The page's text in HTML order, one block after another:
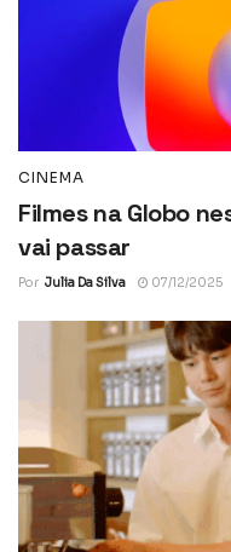
CINEMA
Filmes na Globo
vai passar
Por Julia Da Silva 07/12/2025